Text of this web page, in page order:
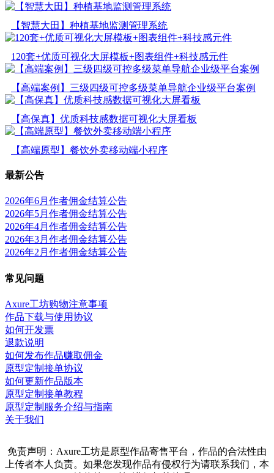
【智慧大田】种植基地监测管理系统
120套+优质可视化大屏模板+图表组件+科技感元件
【高端案例】三级四级可控多级菜单导航企业级平台案例
【高保真】优质科技感数据可视化大屏看板
【高端原型】餐饮外卖移动端小程序
最新公告
2026年6月作者佣金结算公告
2026年5月作者佣金结算公告
2026年4月作者佣金结算公告
2026年3月作者佣金结算公告
2026年2月作者佣金结算公告
常见问题
Axure工坊购物注意事项
作品下载与使用协议
如何开发票
退款说明
如何发布作品赚取佣金
原型定制接单协议
如何更新作品版本
原型定制接单教程
原型定制服务介绍与指南
关于我们
免责声明：Axure工坊是原型作品寄售平台，作品的合法性由
上传者本人负责。如果您发现作品有侵权行为请联系我们，本